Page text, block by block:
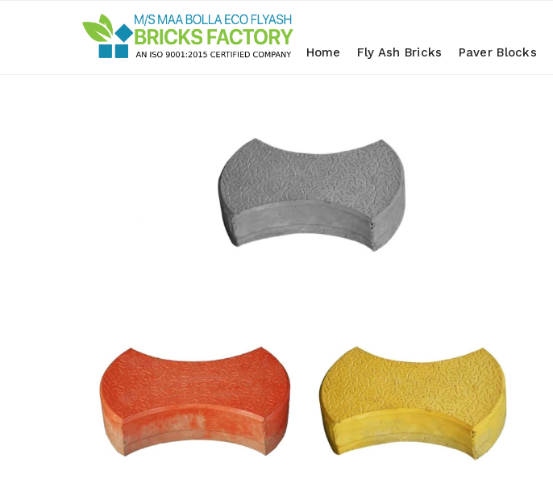
Home Fly Ash Bricks Paver Blocks